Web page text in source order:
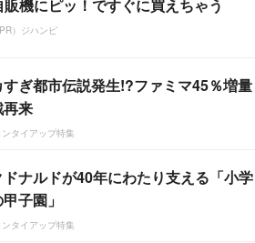
販機にピッ！ですぐに買えちゃう
PR）ジハンピ
すぎ都市伝説発生!?ファミマ45％増量
来
タイアップ特集
ドナルドが40年にわたり支える「小学
子園」
タイアップ特集